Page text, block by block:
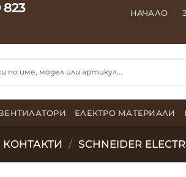
823
НАЧАЛО
ЕЛЕКТРО МАТЕРИАЛИ
/ SCHNEIDER